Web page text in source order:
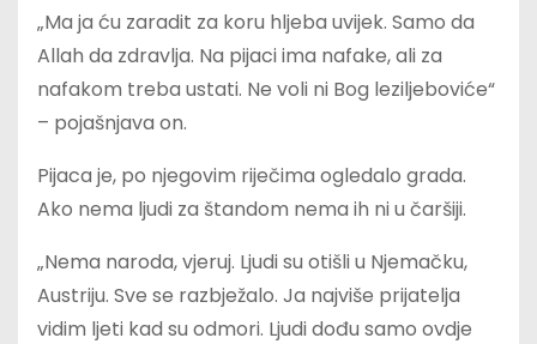
„Ma ja ću zaradit za koru hljeba uvijek. Samo da
Allah da zdravlja. Na pijaci ima nafake, ali za
nafakom treba ustati. Ne voli ni Bog leziljeboviće“
– pojašnjava on.
Pijaca je, po njegovim riječima ogledalo grada.
Ako nema ljudi za štandom nema ih ni u čaršiji.
„Nema naroda, vjeruj. Ljudi su otišli u Njemačku,
Austriju. Sve se razbježalo. Ja najviše prijatelja
vidim ljeti kad su odmori. Ljudi dođu samo ovdje